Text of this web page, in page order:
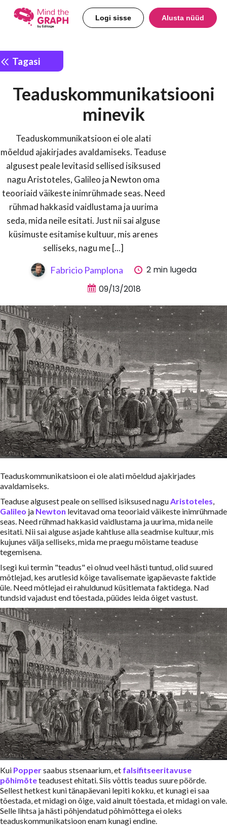
Logi sisse Alusta nüüd
Tagasi
Teaduskommunikatsiooni
minevik
Teaduskommunikatsioon ei ole alati
mõeldud ajakirjades avaldamiseks. Teaduse
algusest peale levitasid sellised isiksused
nagu Aristoteles, Galileo ja Newton oma
teooriaid väikeste inimrühmade seas. Need
rühmad hakkasid vaidlustama ja uurima
seda, mida neile esitati. Just nii sai alguse
küsimuste esitamise kultuur, mis arenes
selliseks, nagu me [...]
Fabricio Pamplona
2 min lugeda
09/13/2018
Teaduskommunikatsioon ei ole alati mõeldud ajakirjades
avaldamiseks.
Teaduse algusest peale on sellised isiksused nagu Aristoteles
Galileo ja Newton levitavad oma teooriaid väikeste inimrühmade
seas. Need rühmad hakkasid vaidlustama ja uurima, mida neile
esitati. Nii sai alguse asjade kahtluse alla seadmise kultuur, mis
kujunes välja selliseks, mida me praegu mõistame teaduse
tegemisena.
Isegi kui termin "teadus" ei olnud veel hästi tuntud, olid suured
mõtlejad, kes arutlesid kõige tavalisemate igapäevaste faktide
üle. Need mõtlejad ei rahuldunud küsitlemata faktidega. Nad
tundsid vajadust end tõestada, püüdes leida õiget vastust.
Kui Poppersaabus stsenaarium, et falsifitseeritavuse
põhimõteteadusest ehitati. Siis võttis teadus suure pöörde.
Sellest hetkest kuni tänapäevani lepiti kokku, et kunagi ei saa
tõestada, et midagi on õige, vaid ainult tõestada, et midagi on vale.
Selle lihtsa ja hästi põhjendatud põhimõttega ei oleks
teaduskommunikatsioon enam kunagi endine.